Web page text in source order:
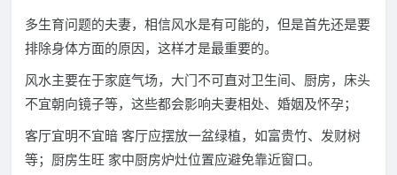
多生育问题的夫妻，相信风水是有可能的，但是首先还是要
排除身体方面的原因，这样才是最重要的。
风水主要在于家庭气场，大门不可直对卫生间、厨房，床头
不宜朝向镜子等，这些都会影响夫妻相处、婚姻及怀孕；
客厅宜明不宜暗 客厅应摆放一盆绿植，如富贵竹、发财树
等；厨房生旺 家中厨房炉灶位置应避免靠近窗口。